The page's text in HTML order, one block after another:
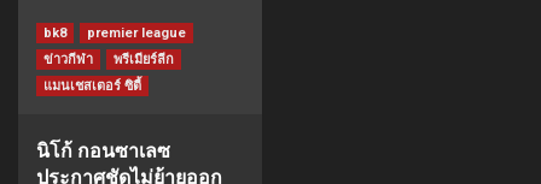
bk8
premier league
ข่าวกีฬา
พรีเมียร์ลีก
แมนเชสเตอร์ ซิตี้
นิโก้ กอนซาเลซ
ประกาศชัดไม่ย้ายออก